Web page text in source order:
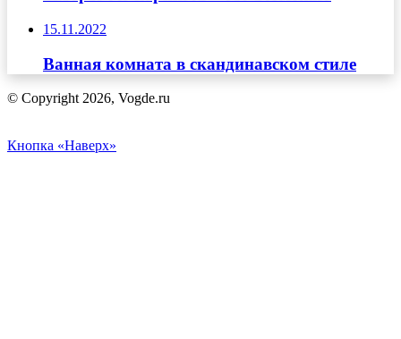
15.11.2022
Ванная комната в скандинавском стиле
© Copyright 2026, Vogde.ru
Кнопка «Наверх»